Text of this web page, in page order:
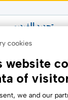
تحديد الفيديو
cookies ✕
website
of
we and our